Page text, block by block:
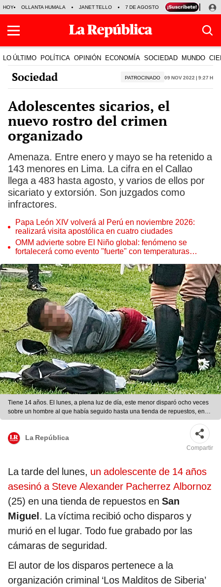
HOY OLLANTA HUMALA JANET TELLO 7 DE AGOSTO TINKA RESULTADOS
LO ÚLTIMO POLÍTICA OPINIÓN ECONOMÍA SOCIEDAD MUNDO
Sociedad PATROCINADO 09 Nov 2022 | 9:27 h
Adolescentes sicarios, el
nuevo rostro del crimen
organizado
Amenaza. Entre enero y mayo se ha retenido a
143 menores en Lima. La cifra en el Callao
llega a 483 hasta agosto, y varios de ellos por
sicariato y extorsión. Son juzgados como
infractores.
Papa León XIV volverá al Perú en noviembre 2026:
realizará visita apostólica en cuatro ciudades
OMM advierte sobre El Niño global: fenómeno se
fortalecerá como evento "fuerte" con temperaturas
Tiene 14 años. El lunes, a plena luz de día, este menor disparó ocho veces
sobre un hombre al que había seguido hasta una tienda de repuestos, en
San Miguel. Foto: difusión
La República
Compartir
La tarde del lunes, un adolescente de 14 años
asesinó a Steve Alexander Pacherrez Albornoz
(25) en una tienda de repuestos en San
Miguel. La víctima recibió ocho disparos y
murió en el lugar. Todo fue grabado por las
cámaras de seguridad.
El autor de los disparos pertenece a la
organización criminal ‘Los Malditos de Siberia’